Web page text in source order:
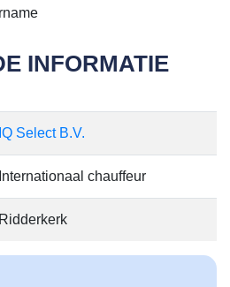
INFORMATIE
IQ Select B.V.
Internationaal chauffeur
Ridderkerk